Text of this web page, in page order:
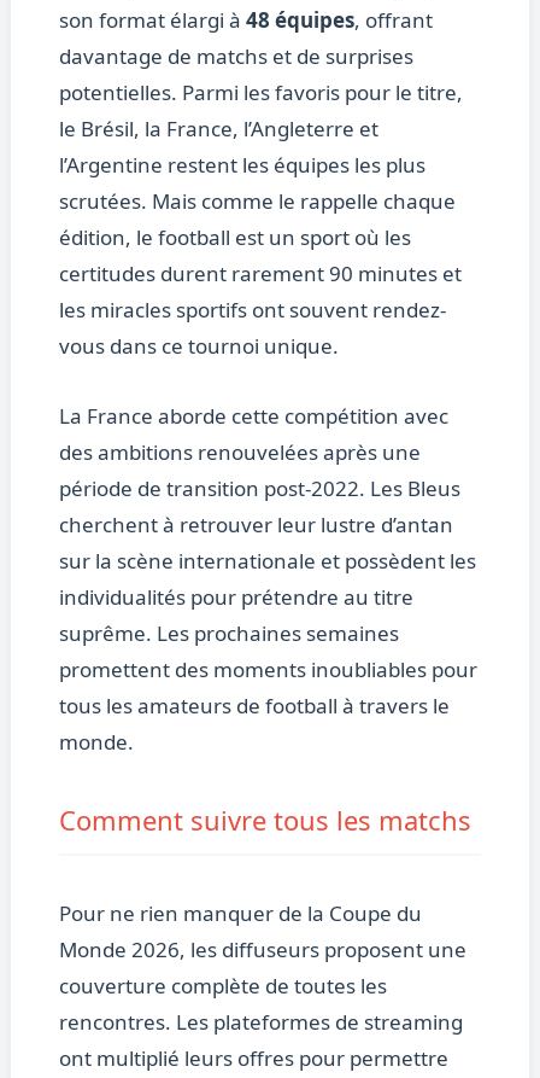
son format élargi à 48 équipes, offrant
davantage de matchs et de surprises
potentielles. Parmi les favoris pour le titre,
le Brésil, la France, l’Angleterre et
l’Argentine restent les équipes les plus
scrutées. Mais comme le rappelle chaque
édition, le football est un sport où les
certitudes durent rarement 90 minutes et
les miracles sportifs ont souvent rendez-
vous dans ce tournoi unique.
La France aborde cette compétition avec
des ambitions renouvelées après une
période de transition post-2022. Les Bleus
cherchent à retrouver leur lustre d’antan
sur la scène internationale et possèdent les
individualités pour prétendre au titre
suprême. Les prochaines semaines
promettent des moments inoubliables pour
tous les amateurs de football à travers le
monde.
Comment suivre tous les matchs
Pour ne rien manquer de la Coupe du
Monde 2026, les diffuseurs proposent une
couverture complète de toutes les
rencontres. Les plateformes de streaming
ont multiplié leurs offres pour permettre